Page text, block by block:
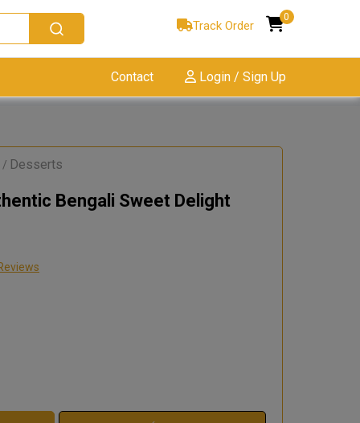
Track Order
0
Contact Login / Sign Up
/ Desserts
Bengali Sweet Delight